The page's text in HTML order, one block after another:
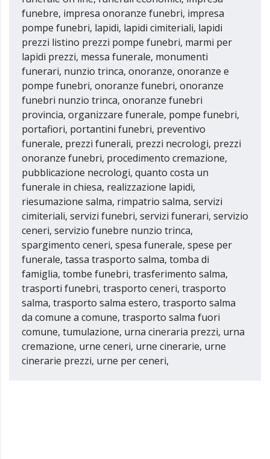
funebre, impresa onoranze funebri, impresa
pompe funebri, lapidi, lapidi cimiteriali, lapidi
prezzi listino prezzi pompe funebri, marmi per
lapidi prezzi, messa funerale, monumenti
funerari, nunzio trinca, onoranze, onoranze e
pompe funebri, onoranze funebri, onoranze
funebri nunzio trinca, onoranze funebri
provincia, organizzare funerale, pompe funebri,
portafiori, portantini funebri, preventivo
funerale, prezzi funerali, prezzi necrologi, prezzi
onoranze funebri, procedimento cremazione,
pubblicazione necrologi, quanto costa un
funerale in chiesa, realizzazione lapidi,
riesumazione salma, rimpatrio salma, servizi
cimiteriali, servizi funebri, servizi funerari, servizio
ceneri, servizio funebre nunzio trinca,
spargimento ceneri, spesa funerale, spese per
funerale, tassa trasporto salma, tomba di
famiglia, tombe funebri, trasferimento salma,
trasporti funebri, trasporto ceneri, trasporto
salma, trasporto salma estero, trasporto salma
da comune a comune, trasporto salma fuori
comune, tumulazione, urna cineraria prezzi, urna
cremazione, urne ceneri, urne cinerarie, urne
cinerarie prezzi, urne per ceneri,